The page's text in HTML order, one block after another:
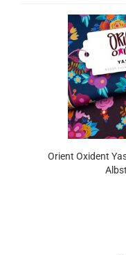
Orient Oxident